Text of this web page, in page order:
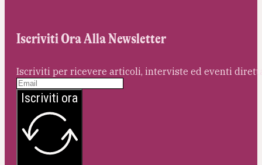
Iscriviti Ora Alla Newsletter
Iscriviti per ricevere articoli, interviste ed eventi
Iscriviti ora